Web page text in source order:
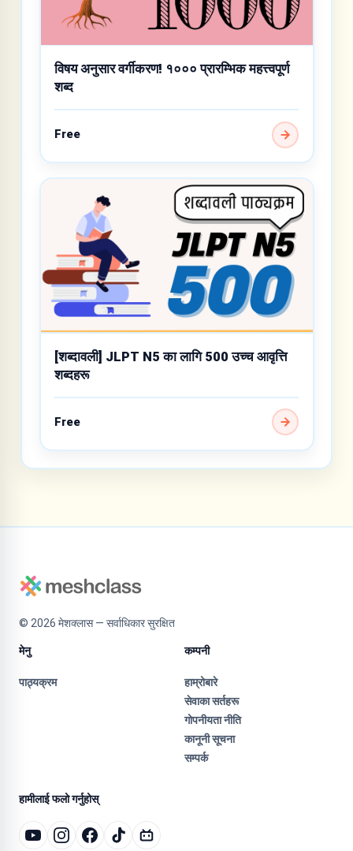
विषय अनुसार वर्गीकरण! १००० प्रारम्भिक महत्त्वपूर्ण
शब्द
Free
[शब्दावली] JLPT N5 का लागि 500 उच्च आवृत्ति
शब्दहरू
Free
© 2026 मेशक्लास — सर्वाधिकार सुरक्षित
मेनु
पाठ्यक्रम
कम्पनी
हाम्रोबारे
सेवाका सर्तहरू
गोपनीयता नीति
कानूनी सूचना
सम्पर्क
हामीलाई फलो गर्नुहोस्